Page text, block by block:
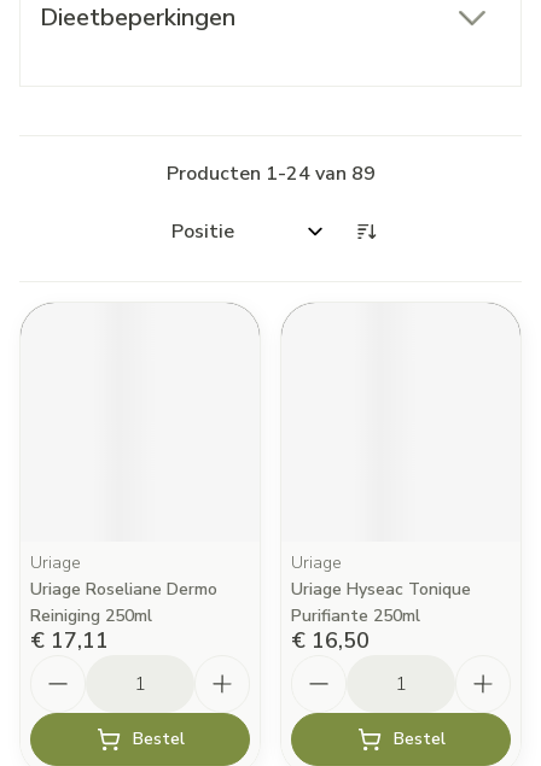
Dieetbeperkingen
Producten 1-24van 89
Sorteer op:
Uriage
Uriage Roseliane Dermo
Reiniging 250ml
€ 17,11
Bestel
Uriage
Uriage Hyseac Tonique
Purifiante 250ml
€ 16,50
Bestel